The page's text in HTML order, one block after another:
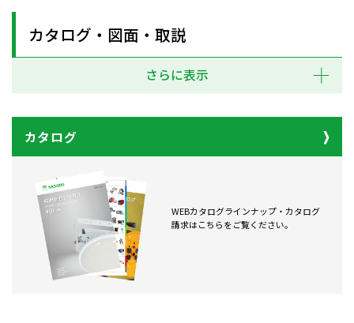
カタログ・図面・取説
さらに表示
カタログ
WEBカタログラインナップ・カタログ
請求はこちらをご覧ください。